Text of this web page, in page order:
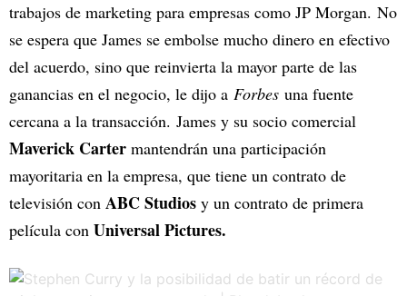
trabajos de marketing para empresas como JP Morgan. No
se espera que James se embolse mucho dinero en efectivo
del acuerdo, sino que reinvierta la mayor parte de las
ganancias en el negocio, le dijo a Forbes una fuente
cercana a la transacción. James y su socio comercial
Maverick Carter mantendrán una participación
mayoritaria en la empresa, que tiene un contrato de
televisión con ABC Studios y un contrato de primera
película con Universal Pictures.